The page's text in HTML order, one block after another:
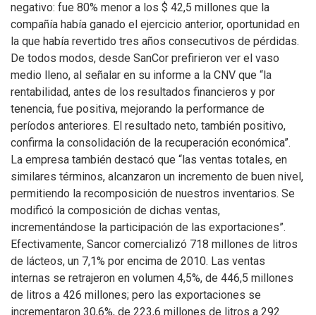
negativo: fue 80% menor a los $ 42,5 millones que la
compañía había ganado el ejercicio anterior, oportunidad en
la que había revertido tres años consecutivos de pérdidas.
De todos modos, desde SanCor prefirieron ver el vaso
medio lleno, al señalar en su informe a la CNV que “la
rentabilidad, antes de los resultados financieros y por
tenencia, fue positiva, mejorando la performance de
períodos anteriores. El resultado neto, también positivo,
confirma la consolidación de la recuperación económica”.
La empresa también destacó que “las ventas totales, en
similares términos, alcanzaron un incremento de buen nivel,
permitiendo la recomposición de nuestros inventarios. Se
modificó la composición de dichas ventas,
incrementándose la participación de las exportaciones”.
Efectivamente, Sancor comercializó 718 millones de litros
de lácteos, un 7,1% por encima de 2010. Las ventas
internas se retrajeron en volumen 4,5%, de 446,5 millones
de litros a 426 millones; pero las exportaciones se
incrementaron 30,6%, de 223,6 millones de litros a 292